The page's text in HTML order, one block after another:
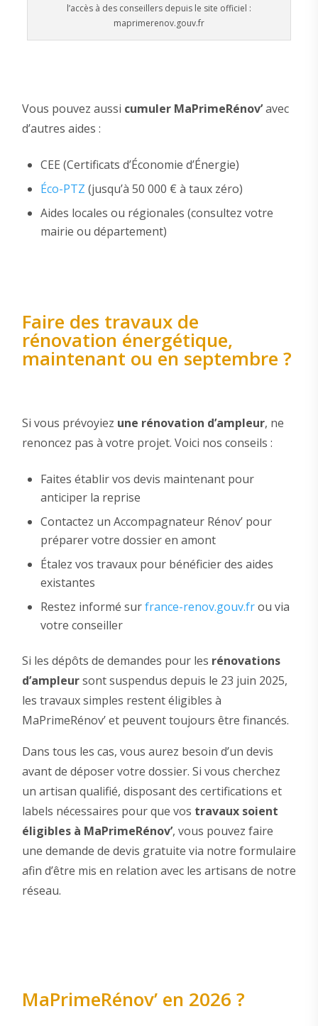
l’accès à des conseillers depuis le site officiel :
maprimerenov.gouv.fr
Vous pouvez aussi cumuler MaPrimeRénov’avec
d’autres aides :
CEE (Certificats d’Économie d’Énergie)
Éco-PTZ (jusqu’à 50 000 € à taux zéro)
Aides locales ou régionales (consultez votre
mairie ou département)
Faire des travaux de
rénovation énergétique,
maintenant ou en septembre ?
Si vous prévoyiez une rénovation d’ampleur, ne
renoncez pas à votre projet. Voici nos conseils :
Faites établir vos devis maintenant pour
anticiper la reprise
Contactez un Accompagnateur Rénov’ pour
préparer votre dossier en amont
Étalez vos travaux pour bénéficier des aides
existantes
Restez informé surfrance-renov.gouv.frou via
votre conseiller
Si les dépôts de demandes pour les rénovations
d’ampleursont suspendus depuis le 23 juin 2025,
les travaux simples restent éligibles à
MaPrimeRénov’ et peuvent toujours être financés.
Dans tous les cas, vous aurez besoin d’un devis
avant de déposer votre dossier. Si vous cherchez
un artisan qualifié, disposant des certifications et
labels nécessaires pour que vos travaux soient
éligibles à MaPrimeRénov’, vous pouvez faire
une demande de devis gratuite via notre formulaire
afin d’être mis en relation avec les artisans de notre
réseau.
MaPrimeRénov’ en 2026 ?